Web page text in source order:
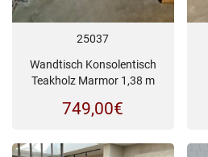
25037
Wandtisch Konsolentisch
Teakholz Marmor 1,38 m
749,00€